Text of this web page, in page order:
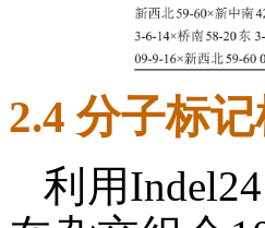
2.4 分子标
利用